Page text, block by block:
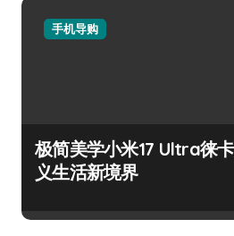
手机导购
极简美学小米17 Ultra徕
义生活新境界